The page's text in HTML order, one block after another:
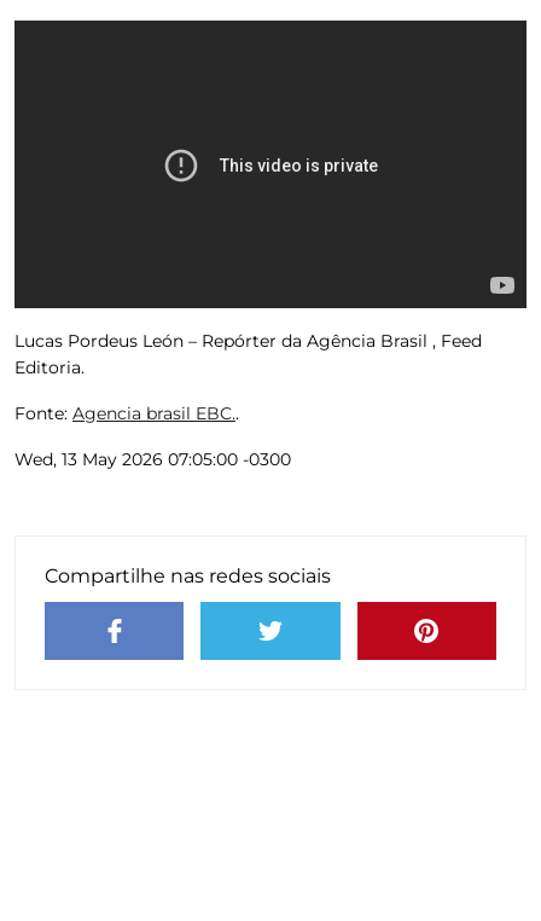
Lucas Pordeus León – Repórter da Agência Brasil , Feed
Editoria.
Fonte: Agencia brasil EBC..
Wed, 13 May 2026 07:05:00 -0300
Compartilhe nas redes sociais